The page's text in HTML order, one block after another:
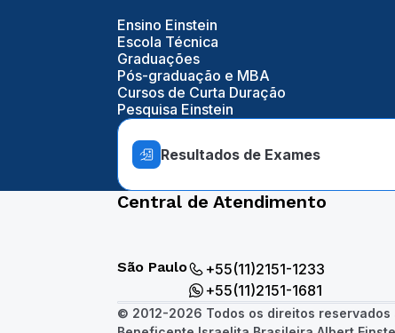
Ensino Einstein
Escola Técnica
Graduações
Pós-graduação e MBA
Cursos de Curta Duração
Pesquisa Einstein
Resultados de Exames
Central de Atendimento
São Paulo
+55(11)2151-1233
+55(11)2151-1681
© 2012-2026 Todos os direitos reservados